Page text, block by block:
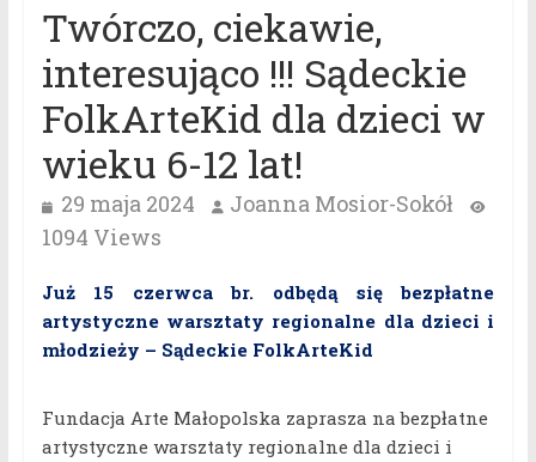
Twórczo, ciekawie,
interesująco !!! Sądeckie
FolkArteKid dla dzieci w
wieku 6-12 lat!
29 maja 2024
Joanna Mosior-Sokół
1094 Views
Już 15 czerwca br. odbędą się bezpłatne
artystyczne warsztaty regionalne dla dzieci i
młodzieży – Sądeckie FolkArteKid
Fundacja Arte Małopolska zaprasza na bezpłatne
artystyczne warsztaty regionalne dla dzieci i